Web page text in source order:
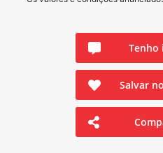
Tenho
Salvar